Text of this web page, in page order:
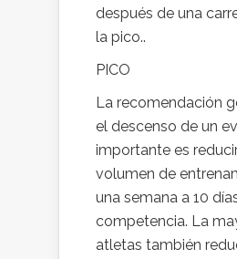
después de una
la pico..
PICO
La recomendación
el descenso de un
importante es
volumen de
una semana a 10
competencia. La
atletas también